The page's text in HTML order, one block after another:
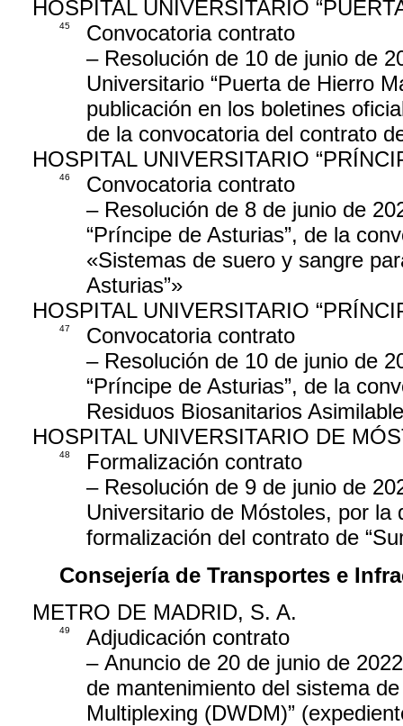
HOSPITAL UNIVERSITARIO
45
Convocatoria contrato
– Resolución de 10 de junio de
Universitario “Puerta de Hierro
publicación en los boletines
de la convocatoria del contrato
HOSPITAL UNIVERSITARIO
46
Convocatoria contrato
– Resolución de 8 de junio de
“Príncipe de Asturias”, de la
«Sistemas de suero y sangre
Asturias”»
HOSPITAL UNIVERSITARIO
47
Convocatoria contrato
– Resolución de 10 de junio de
“Príncipe de Asturias”, de la
Residuos Biosanitarios
HOSPITAL UNIVERSITARIO DE
48
Formalización contrato
– Resolución de 9 de junio de
Universitario de Móstoles, por la
formalización del contrato de
Consejería de Transportes e
METRO DE MADRID, S. A.
49
Adjudicación contrato
– Anuncio de 20 de junio de
de mantenimiento del sistema
Multiplexing (DWDM)”